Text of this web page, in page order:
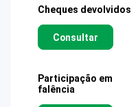
Cheques devolvidos
Consultar
Participação em
falência